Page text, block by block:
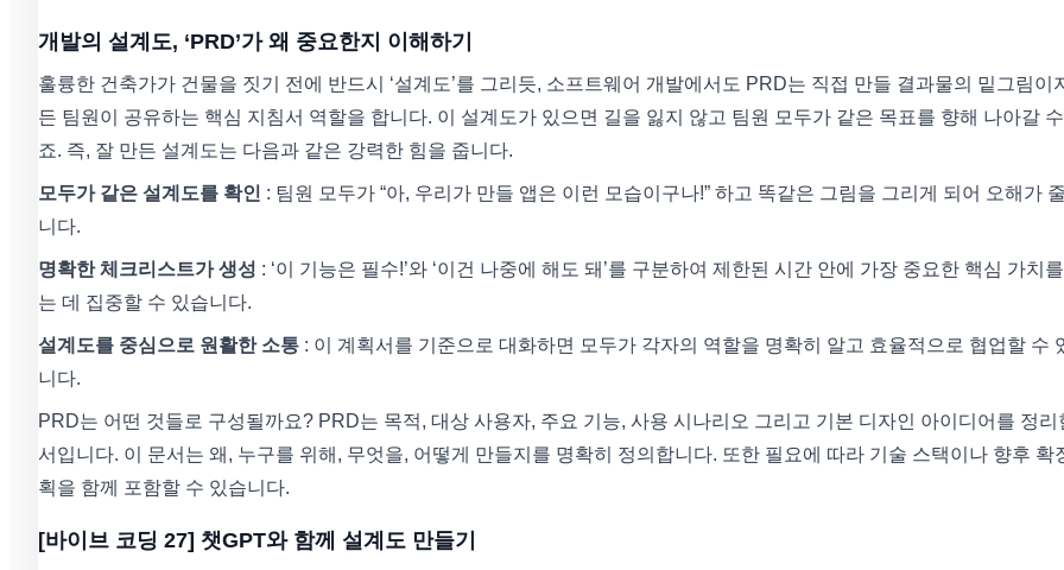
개발의 설계도, ‘PRD’가 왜 중요한지 이해하기
훌륭한 건축가가 건물을 짓기 전에 반드시 ‘설계도’를 그리듯, 소프트웨어 개발에서도 PRD는 직접 만들 결과물의 밑그림이
든 팀원이 공유하는 핵심 지침서 역할을 합니다. 이 설계도가 있으면 길을 잃지 않고 팀원 모두가 같은 목표를 향해 나아갈
죠. 즉, 잘 만든 설계도는 다음과 같은 강력한 힘을 줍니다.
모두가 같은 설계도를 확인 : 팀원 모두가 “아, 우리가 만들 앱은 이런 모습이구나!” 하고 똑같은 그림을 그리게 되어 오해가
니다.
명확한 체크리스트가 생성 : ‘이 기능은 필수!’와 ‘이건 나중에 해도 돼’를 구분하여 제한된 시간 안에 가장 중요한 핵심 가치
는 데 집중할 수 있습니다.
설계도를 중심으로 원활한 소통 : 이 계획서를 기준으로 대화하면 모두가 각자의 역할을 명확히 알고 효율적으로 협업할 수
니다.
PRD는 어떤 것들로 구성될까요? PRD는 목적, 대상 사용자, 주요 기능, 사용 시나리오 그리고 기본 디자인 아이디어를 정리
서입니다. 이 문서는 왜, 누구를 위해, 무엇을, 어떻게 만들지를 명확히 정의합니다. 또한 필요에 따라 기술 스택이나 향후 확
획을 함께 포함할 수 있습니다.
[바이브 코딩 27] 챗GPT와 함께 설계도 만들기